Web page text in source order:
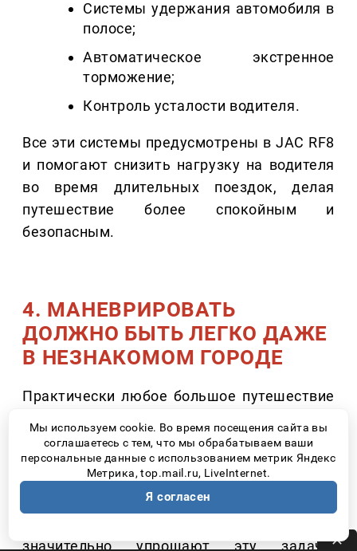
Системы удержания автомобиля в
полосе;
Автоматическое экстренное
торможение;
Контроль усталости водителя.
Все эти системы предусмотрены в JAC RF8
и помогают снизить нагрузку на водителя
во время длительных поездок, делая
путешествие более спокойным и
безопасным.
4. МАНЕВРИРОВАТЬ
ДОЛЖНО БЫТЬ ЛЕГКО ДАЖЕ
В НЕЗНАКОМОМ ГОРОДЕ
Практически любое большое путешествие
заканчивается поиском парковки. Узкие
улицы, гостиничные дворы, туристические
центры – именно здесь многие начинают
переживать из-за размеров автомобиля.
значительно упрощают эту задачу.
Мы используем cookie. Во время посещения сайта вы
соглашаетесь с тем, что мы обрабатываем ваши
персональные данные с использованием метрик Яндекс
Метрика, top.mail.ru, LiveInternet.
Я согласен